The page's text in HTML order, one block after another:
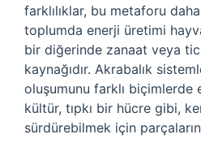
farklılıklar, bu metaforu
toplumda enerji üretimi
bir diğerinde zanaat veya
kaynağıdır. Akrabalık
oluşumunu farklı biçimlerde
kültür, tıpkı bir hücre gibi,
sürdürebilmek için